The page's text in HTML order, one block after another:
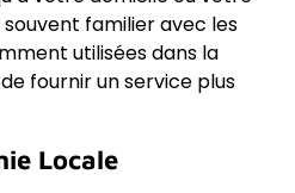
familier avec les
utilisées dans la
fournir un service plus
Locale